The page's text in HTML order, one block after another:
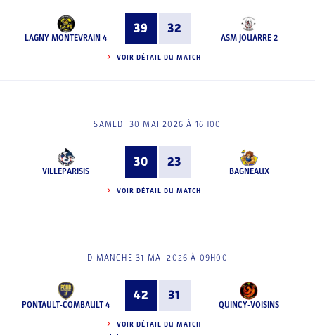
LAGNY MONTEVRAIN 4
39 32
ASM JOUARRE 2
VOIR DÉTAIL DU MATCH
SAMEDI 30 MAI 2026 À 16H00
VILLEPARISIS
30 23
BAGNEAUX
VOIR DÉTAIL DU MATCH
DIMANCHE 31 MAI 2026 À 09H00
PONTAULT-COMBAULT 4
42 31
QUINCY-VOISINS
VOIR DÉTAIL DU MATCH